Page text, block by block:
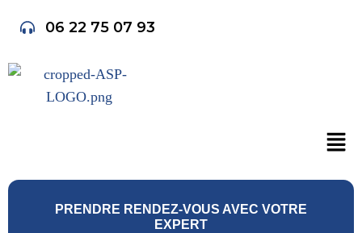
06 22 75 07 93
PRENDRE RENDEZ-VOUS AVEC VOTRE
EXPERT